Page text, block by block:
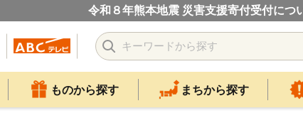
令和８年熊本地震 災害支援寄付受付につ
ものから探す まちから探す